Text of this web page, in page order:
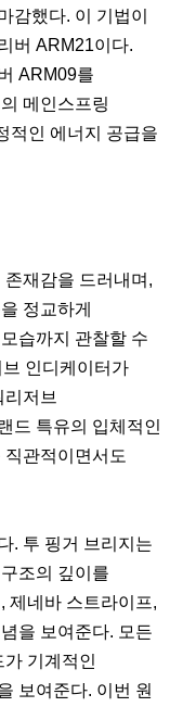
감했다. 이 기법이
버 ARM21이다.
ARM09를
메인스프링
적인 에너지 공급을
재감을 드러내며,
정교하게
습까지 관찰할 수
인디케이터가
저브
드 특유의 입체적인
관적이면서도
. 투 핑거 브리지는
조의 깊이를
제네바 스트라이프,
을 보여준다. 모든
기계적인
보여준다. 이번 원